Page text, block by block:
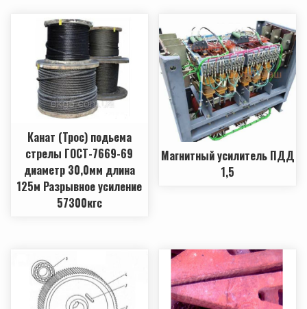
Канат (Трос) подьема
стрелы ГОСТ-7669-69
диаметр 30,0мм длина
125м Разрывное усиление
57300кгс
Магнитный усилитель ПДД
1,5